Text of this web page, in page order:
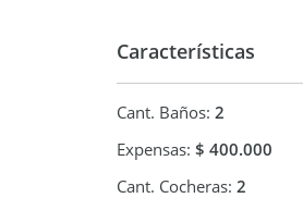
inmobiliario responsable
618.
Toda intermediación y
Corredor Inmobiliario
Características
Cant. Baños: 2
Expensas: $ 400.000
Cant. Cocheras: 2